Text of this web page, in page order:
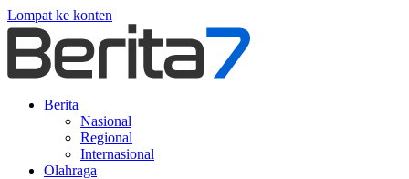
Lompat ke konten
Berita
Nasional
Regional
Internasional
Olahraga